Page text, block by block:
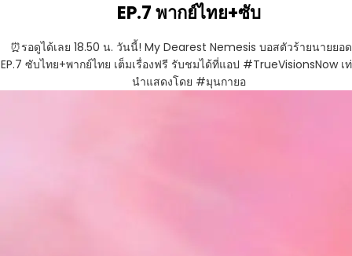
EP.7 พากย์ไทย+ซับ
⏰รอดูได้เลย 18.50 น. วันนี้! My Dearest Nemesis บอสตัวร้ายนายยอ
EP.7 ซับไทย+พากย์ไทย เต็มเรื่องฟรี รับชมได้ที่แอป #TrueVisionsNow เ
นำแสดงโดย #มุนกายอ